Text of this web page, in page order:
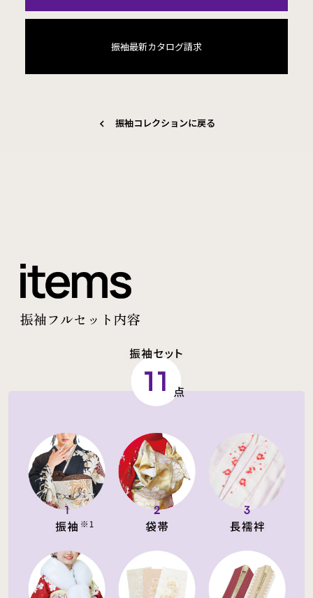
振袖最新カタログ請求
振袖コレクションに戻る